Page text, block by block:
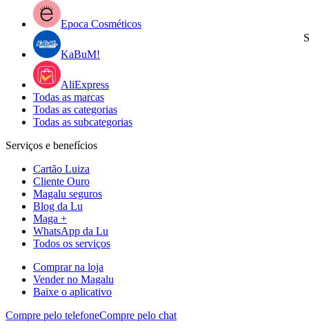
Epoca Cosméticos
KaBuM!
AliExpress
Todas as marcas
Todas as categorias
Todas as subcategorias
Serviços e benefícios
Cartão Luiza
Cliente Ouro
Magalu seguros
Blog da Lu
Maga +
WhatsApp da Lu
Todos os serviços
Comprar na loja
Vender no Magalu
Baixe o aplicativo
Compre pelo telefoneCompre pelo chat